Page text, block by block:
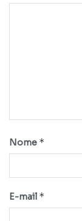
Nome *
E-mail *